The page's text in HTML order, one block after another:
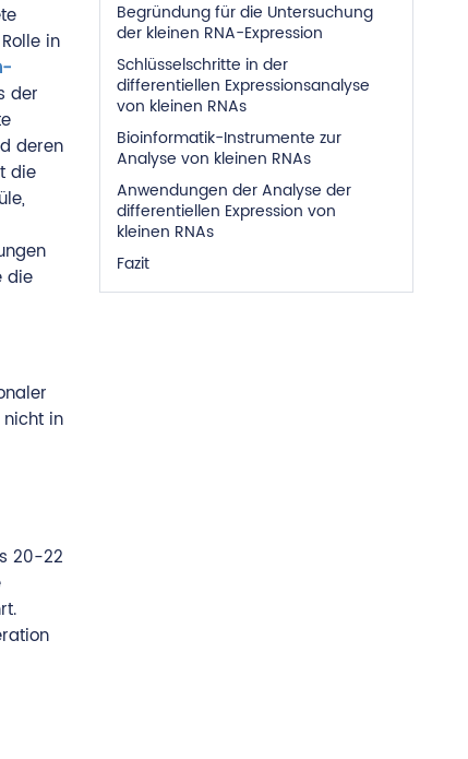
in
der
deren
die
die
in
20-22
Begründung für die Untersuchung
der kleinen RNA-Expression
Schlüsselschritte in der
differentiellen Expressionsanalyse
von kleinen RNAs
Bioinformatik-Instrumente zur
Analyse von kleinen RNAs
Anwendungen der Analyse der
differentiellen Expression von
kleinen RNAs
Fazit